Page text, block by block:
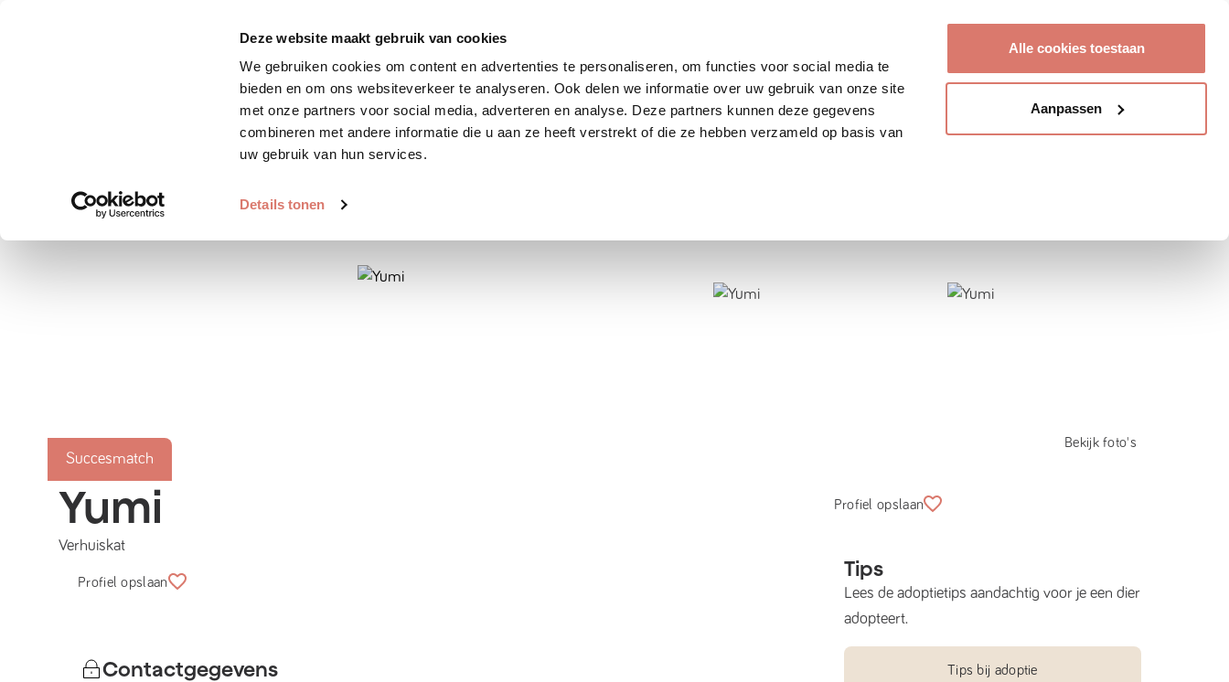
Deze website maakt gebruik van cookies
We gebruiken cookies om content en advertenties te personaliseren, om functies voor social media te
bieden en om ons websiteverkeer te analyseren. Ook delen we informatie over uw gebruik van onze site
met onze partners voor social media, adverteren en analyse. Deze partners kunnen deze gegevens
combineren met andere informatie die u aan ze heeft verstrekt of die ze hebben verzameld op basis van
uw gebruik van hun services.
Details tonen
Alle cookies toestaan
Aanpassen
Zoek huisdier Plaats huisdier Hoe werkt het?
Succesmatch
Bekijk foto's
Yumi
Verhuiskat
Profiel opslaan
Contactgegevens
Profiel opslaan
Tips
Lees de adoptietips aandachtig voor je een dier
adopteert.
Tips bij adoptie